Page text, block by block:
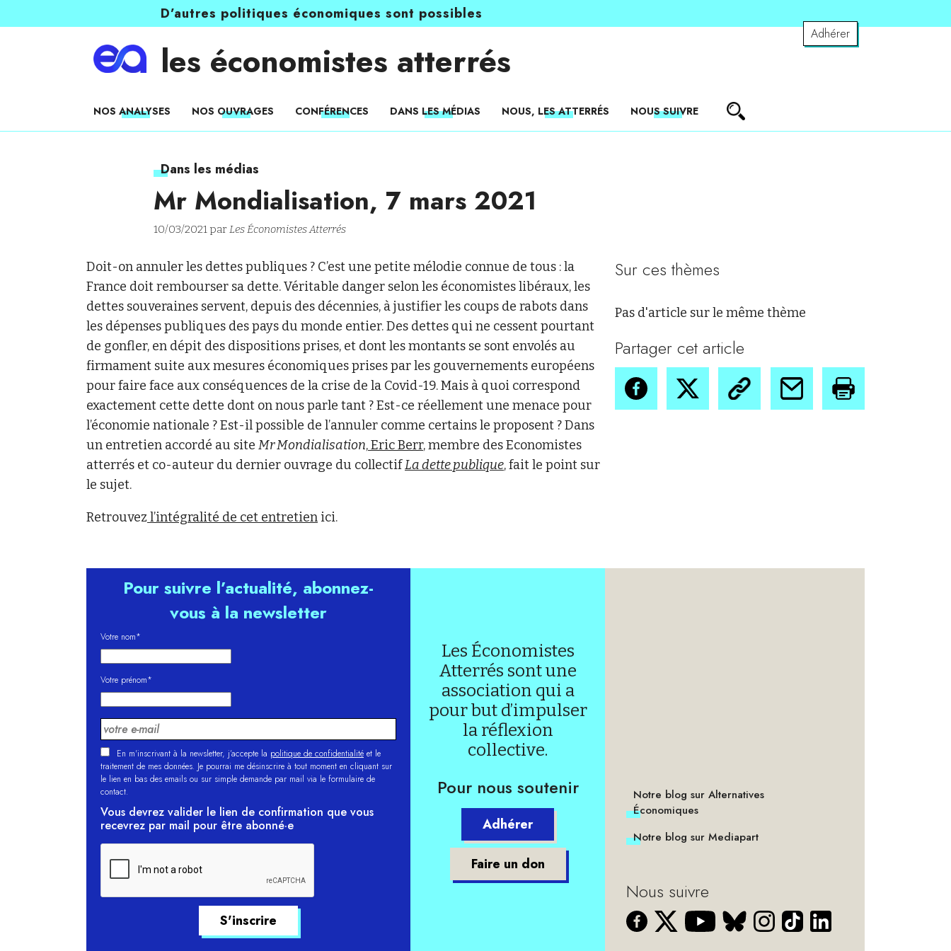
D’autres politiques économiques sont possibles
Adhérer
les économistes atterrés
NOS ANALYSES NOS OUVRAGES CONFÉRENCES DANS LES MÉDIAS NOUS, LES ATTERRÉS NOUS SUIVRE
Dans les médias
Mr Mondialisation, 7 mars 2021
10/03/2021 parLes Économistes Atterrés
Doit-on annuler les dettes publiques ? C’est une petite mélodie connue de tous : la
France doit rembourser sa dette. Véritable danger selon les économistes libéraux, les
dettes souveraines servent, depuis des décennies, à justifier les coups de rabots dans
les dépenses publiques des pays du monde entier. Des dettes qui ne cessent pourtant
de gonfler, en dépit des dispositions prises, et dont les montants se sont envolés au
firmament suite aux mesures économiques prises par les gouvernements européens
pour faire face aux conséquences de la crise de la Covid-19. Mais à quoi correspond
exactement cette dette dont on nous parle tant ? Est-ce réellement une menace pour
l’économie nationale ? Est-il possible de l’annuler comme certains le proposent ? Dans
un entretien accordé au site Mr Mondialisation,Eric Berr, membre des Economistes
atterrés et co-auteur du dernier ouvrage du collectifLa dette publique, fait le point sur
le sujet.
Retrouvez l’intégralité de cet entretien ici.
Sur ces thèmes
Pas d'article sur le même thème
Partager cet article
Pour suivre l’actualité, abonnez-
vous à la newsletter
Votre nom*
Votre prénom*
En m'inscrivant à la newsletter, j’accepte la politique de confidentialité et le
traitement de mes données. Je pourrai me désinscrire à tout moment en cliquant sur
le lien en bas des emails ou sur simple demande par mail via le formulaire de
contact.
Vous devrez valider le lien de confirmation que vous
recevrez par mail pour être abonné·e
Les Économistes
Atterrés sont une
association qui a
pour but d’impulser
la réflexion
collective.
Pour nous soutenir
Adhérer
Faire un don
Notre blog sur Alternatives
Économiques
Notre blog sur Mediapart
Nous suivre